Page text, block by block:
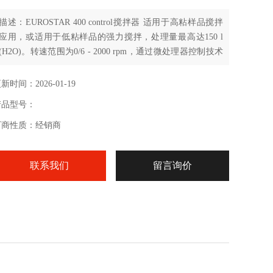
述：EUROSTAR 400 control搅拌器 适用于高粘样品搅拌
应用，或适用于低粘样品的强力搅拌，处理量最高达150 l
。转速范围为0/6 - 2000 rpm，通过微处理器控制技术
新时间：2026-01-19
型号：
商性质：经销商
联系我们 留言询价